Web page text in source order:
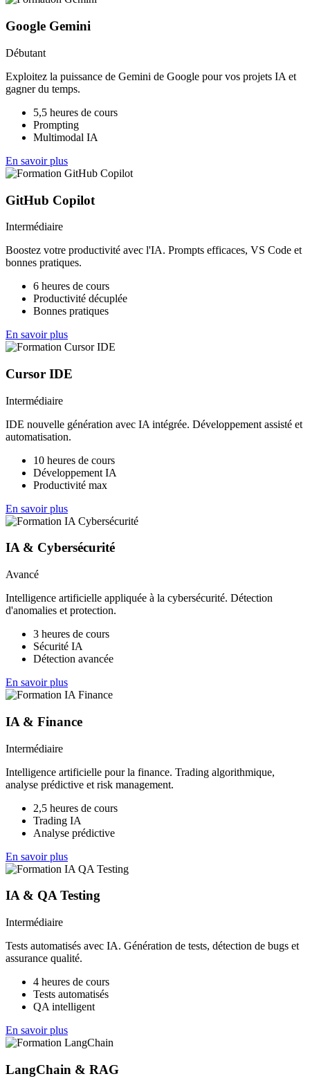
Google Gemini
Débutant
Exploitez la puissance de Gemini de Google pour vos projets IA et
gagner du temps.
5,5 heures de cours
Prompting
Multimodal IA
En savoir plus
GitHub Copilot
Intermédiaire
Boostez votre productivité avec l'IA. Prompts efficaces, VS Code et
bonnes pratiques.
6 heures de cours
Productivité décuplée
Bonnes pratiques
En savoir plus
Cursor IDE
Intermédiaire
IDE nouvelle génération avec IA intégrée. Développement assisté et
automatisation.
10 heures de cours
Développement IA
Productivité max
En savoir plus
IA & Cybersécurité
Avancé
Intelligence artificielle appliquée à la cybersécurité. Détection
d'anomalies et protection.
3 heures de cours
Sécurité IA
Détection avancée
En savoir plus
IA & Finance
Intermédiaire
Intelligence artificielle pour la finance. Trading algorithmique,
analyse prédictive et risk management.
2,5 heures de cours
Trading IA
Analyse prédictive
En savoir plus
IA & QA Testing
Intermédiaire
Tests automatisés avec IA. Génération de tests, détection de bugs et
assurance qualité.
4 heures de cours
Tests automatisés
QA intelligent
En savoir plus
LangChain & RAG